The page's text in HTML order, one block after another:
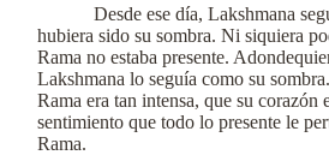
Desde ese día, Lakshmana
hubiera sido su sombra. Ni siquiera
Rama no estaba presente.
Lakshmana lo seguía como su
Rama era tan intensa, que su corazón
sentimiento que todo lo presente le
Rama.